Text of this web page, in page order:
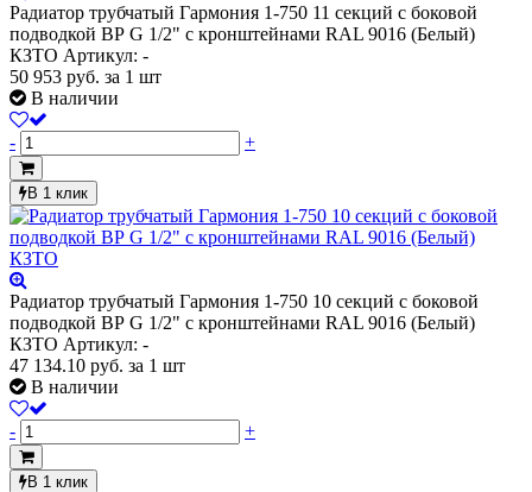
Радиатор трубчатый Гармония 1-750 11 секций с боковой
подводкой ВР G 1/2" с кронштейнами RAL 9016 (Белый)
КЗТО Артикул: -
50 953 руб. за 1 шт
В наличии
- +
В 1 клик
Радиатор трубчатый Гармония 1-750 10 секций с боковой
подводкой ВР G 1/2" с кронштейнами RAL 9016 (Белый)
КЗТО Артикул: -
47 134.10 руб. за 1 шт
В наличии
- +
В 1 клик